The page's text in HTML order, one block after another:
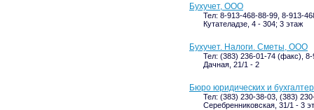
Бухучет, ООО
Тел: 8-913-468-88-99, 8-913-
Кутателадзе, 4 - 304; 3 этаж
Бухучет. Налоги. Сметы, ООО
Тел: (383) 236-01-74 (факс),
Дачная, 21/1 - 2
Бюро юридических и
Тел: (383) 230-38-03, (383)
Серебренниковская, 31/1 - 3